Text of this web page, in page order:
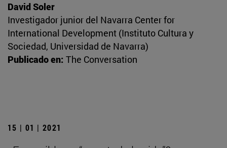
David Soler
Investigador junior del Navarra Center for
International Development (Instituto Cultura y
Sociedad, Universidad de Navarra)
Publicado en: The Conversation
15 | 01 | 2021